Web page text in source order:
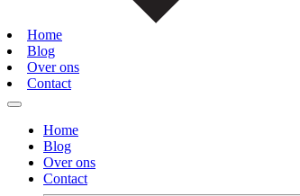
Home
Blog
Over ons
Contact
Home
Blog
Over ons
Contact